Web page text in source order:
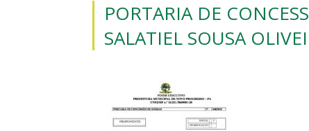
PORTARIA DE
SALATIEL SOUSA